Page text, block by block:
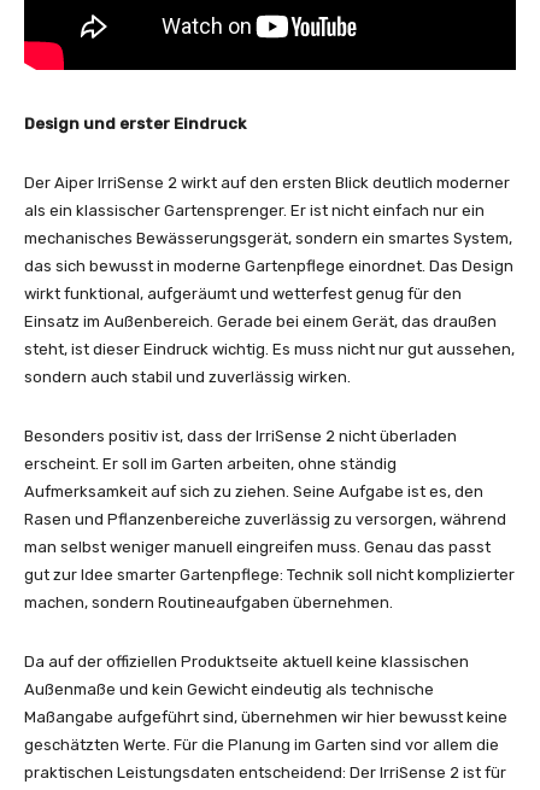
Design und erster Eindruck
Der Aiper IrriSense 2 wirkt auf den ersten Blick deutlich moderner
als ein klassischer Gartensprenger. Er ist nicht einfach nur ein
mechanisches Bewässerungsgerät, sondern ein smartes System,
das sich bewusst in moderne Gartenpflege einordnet. Das Design
wirkt funktional, aufgeräumt und wetterfest genug für den
Einsatz im Außenbereich. Gerade bei einem Gerät, das draußen
steht, ist dieser Eindruck wichtig. Es muss nicht nur gut aussehen,
sondern auch stabil und zuverlässig wirken.
Besonders positiv ist, dass der IrriSense 2 nicht überladen
erscheint. Er soll im Garten arbeiten, ohne ständig
Aufmerksamkeit auf sich zu ziehen. Seine Aufgabe ist es, den
Rasen und Pflanzenbereiche zuverlässig zu versorgen, während
man selbst weniger manuell eingreifen muss. Genau das passt
gut zur Idee smarter Gartenpflege: Technik soll nicht komplizierter
machen, sondern Routineaufgaben übernehmen.
Da auf der offiziellen Produktseite aktuell keine klassischen
Außenmaße und kein Gewicht eindeutig als technische
Maßangabe aufgeführt sind, übernehmen wir hier bewusst keine
geschätzten Werte. Für die Planung im Garten sind vor allem die
praktischen Leistungsdaten entscheidend: Der IrriSense 2 ist für